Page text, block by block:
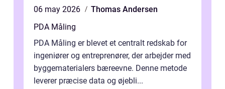
06 may 2026
Thomas Andersen
PDA Måling
PDA Måling er blevet et centralt redskab for
ingeniører og entreprenører, der arbejder med
byggematerialers bæreevne. Denne metode
leverer præcise data og øjebli...